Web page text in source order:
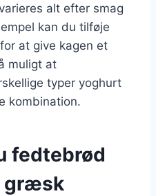
alt efter smag
kan du tilføje
at give kagen et
muligt at
typer yoghurt
kombination.
fedtebrød
græsk